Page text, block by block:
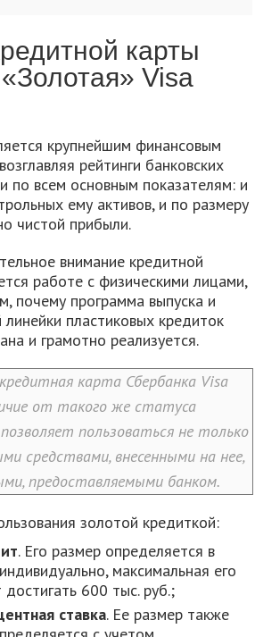
карты
Visa
крупнейшим финансовым
рейтинги банковских
по всем основным показателям: и
ему активов, и по размеру
чистой прибыли.
внимание кредитной
работе с физическими лицами,
почему программа выпуска и
пластиковых кредиток
и грамотно реализуется.
карта Сбербанка Visa
от такого же статуса
пользоваться не только
средствами, внесенными на нее,
предоставляемыми банком.
золотой кредиткой:
. Его размер определяется в
максимальная его
600 тыс. руб.;
ставка. Ее размер также